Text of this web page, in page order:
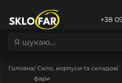
+38
Головна Скло, корпуси та складові
фари